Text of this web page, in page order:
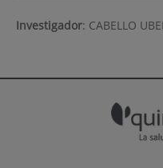
Investigador: CABELLO